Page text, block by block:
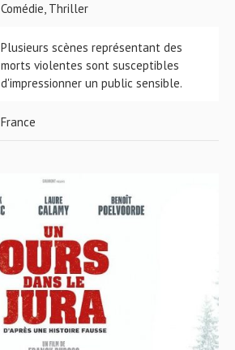
Comédie, Thriller
Plusieurs scènes représentant des
morts violentes sont susceptibles
d'impressionner un public sensible.
France